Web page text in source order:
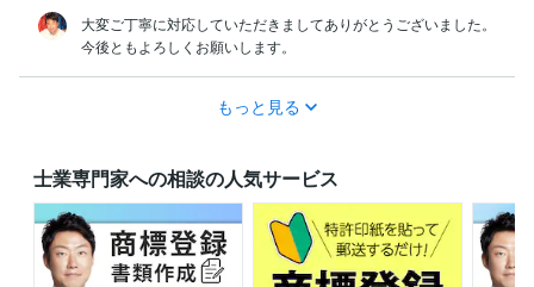
大変ご丁寧に対応していただきましてありがとうございました。
今後ともよろしくお願いします。
もっと見る
士業専門家への相談の人気サービス